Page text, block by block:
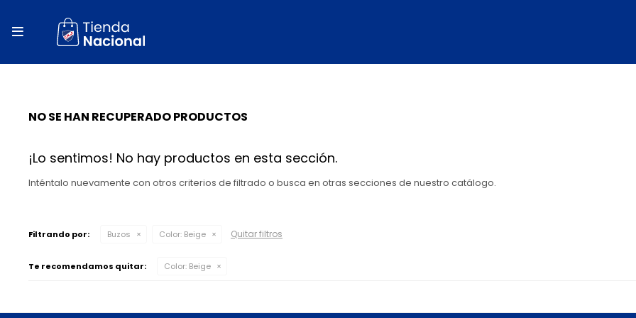

NO SE HAN RECUPERADO PRODUCTOS
¡Lo sentimos! No hay productos en esta sección.
Inténtalo nuevamente con otros criterios de filtrado o busca en otras secciones de nuestro catálogo.
Filtrando por: Buzos Color: Beige Quitar filtros
Te recomendamos quitar: Color: Beige
close
local_shipping
percent